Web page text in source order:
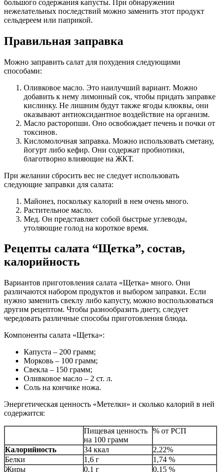
большого содержания капусты. При обнаружении
нежелательных последствий можно заменить этот продукт
сельдереем или паприкой.
Правильная заправка
Можно заправить салат для похудения следующими
способами:
Оливковое масло. Это наилучший вариант. Можно
добавить к нему лимонный сок, чтобы придать заправке
кислинку. Не лишним будут также ягоды клюквы, они
оказывают антиоксидантное воздействие на организм.
Масло расторопши. Оно освобождает печень и почки от
токсинов.
Кисломолочная заправка. Можно использовать сметану,
йогурт либо кефир. Они содержат пробиотики,
благотворно влияющие на ЖКТ.
При желании сбросить вес не следует использовать
следующие заправки для салата:
Майонез, поскольку калорий в нем очень много.
Растительное масло.
Мед. Он представляет собой быстрые углеводы,
утоляющие голод на короткое время.
Рецепты салата “Щетка”, состав,
калорийность
Вариантов приготовления салата «Щетка» много. Они
различаются набором продуктов и выбором заправки. Если
нужно заменить свеклу либо капусту, можно воспользоваться
другим рецептом. Чтобы разнообразить диету, следует
чередовать различные способы приготовления блюда.
Компоненты салата «Щетка»:
Капуста – 200 грамм;
Морковь – 100 грамм;
Свекла – 150 грамм;
Оливковое масло – 2 ст. л.
Соль на кончике ножа.
Энергетическая ценность «Метелки» и сколько калорий в ней
содержится:
Пищевая ценность
на 100 грамм
% от РСП
Калорийность 34 ккал
2,22%
Белки
1,6 г
1,74 %
Жиры
0,1 г
0,15 %